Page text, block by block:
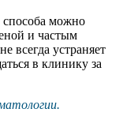
способа можно
и частым
всегда устраняет
в клинику за